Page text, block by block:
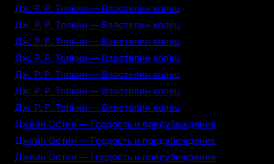
Дж. Р. Р. Толкин — Властелин колец
Дж. Р. Р. Толкин — Властелин колец
Дж. Р. Р. Толкин — Властелин колец
Дж. Р. Р. Толкин — Властелин колец
Дж. Р. Р. Толкин — Властелин колец
Дж. Р. Р. Толкин — Властелин колец
Дж. Р. Р. Толкин — Властелин колец
Джейн Остин — Гордость и предубеждение
Джейн Остин — Гордость и предубеждение
Джейн Остин — Гордость и предубеждение